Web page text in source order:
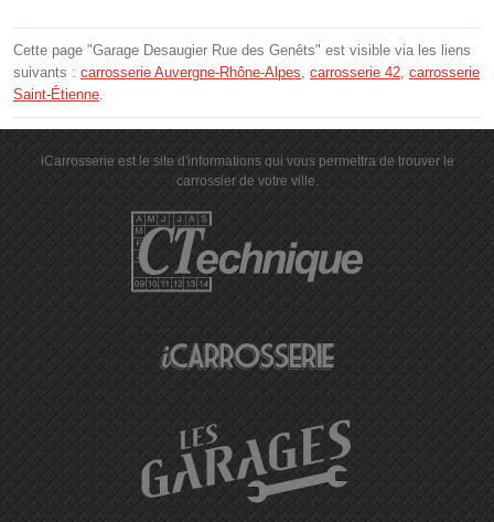
Cette page "Garage Desaugier Rue des Genêts" est visible via les liens
suivants : carrosserie Auvergne-Rhône-Alpes carrosserie 42 carrosserie
Saint-Étienne
iCarrosserie est le site d'informations qui vous permettra de trouver le
carrossier de votre ville.